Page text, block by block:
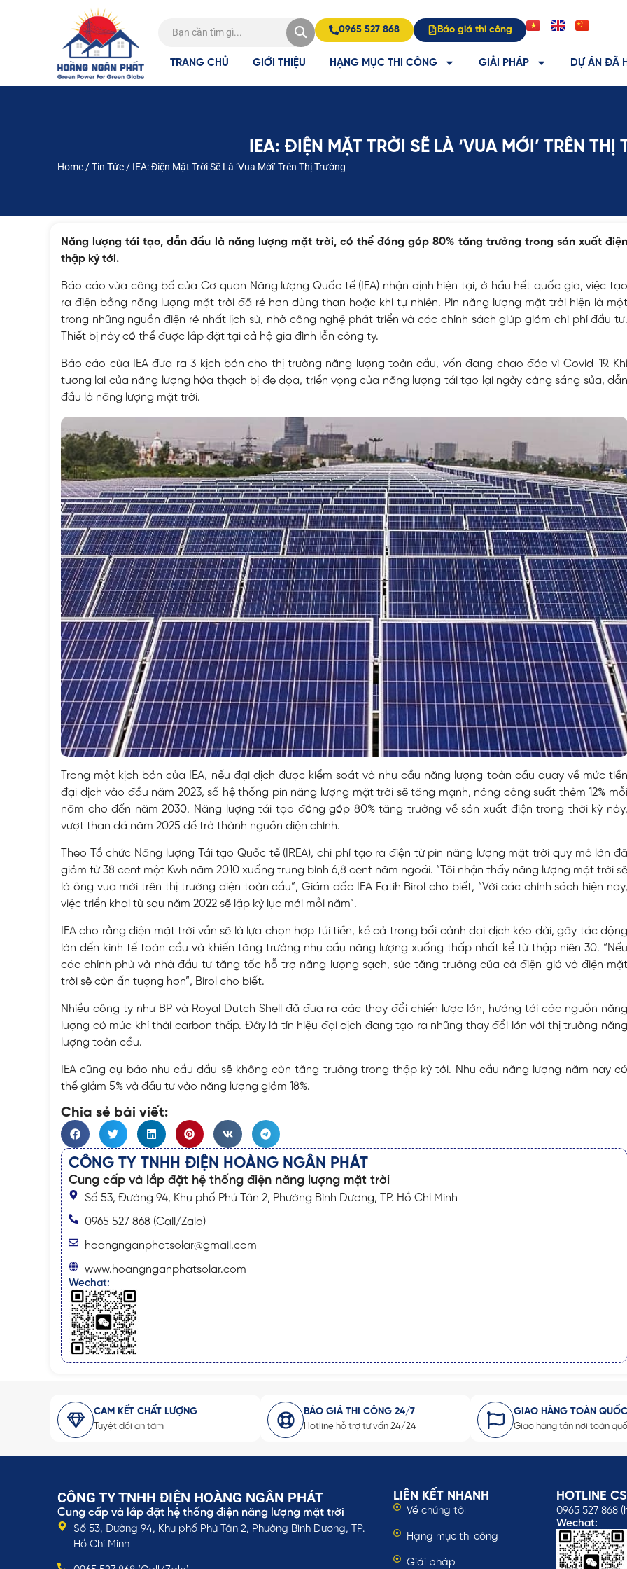
0965 527 868 Báo giá thi công
TRANG CHỦ GIỚI THIỆU HẠNG MỤC THI CÔNG GIẢI PHÁP DỰ ÁN ĐÃ
IEA: ĐIỆN MẶT TRỜI SẼ LÀ ‘VUA MỚI’ TRÊN THỊ
Home /Tin Tức / IEA: Điện Mặt Trời Sẽ Là ‘vua Mới’ Trên Thị Trường
Năng lượng tái tạo, dẫn đầu là năng lượng mặt trời, có thể đóng góp 80% tăng trưởng trong sản xuất điện
thập kỷ tới.
Báo cáo vừa công bố của Cơ quan Năng lượng Quốc tế (IEA) nhận định hiện tại, ở hầu hết quốc gia, việc tạo
ra điện bằng năng lượng mặt trời đã rẻ hơn dùng than hoặc khí tự nhiên. Pin năng lượng mặt trời hiện là một
trong những nguồn điện rẻ nhất lịch sử, nhờ công nghệ phát triển và các chính sách giúp giảm chi phí đầu tư.
Thiết bị này có thể được lắp đặt tại cả hộ gia đình lẫn công ty.
Báo cáo của IEA đưa ra 3 kịch bản cho thị trường năng lượng toàn cầu, vốn đang chao đảo vì Covid-19. Khi
tương lai của năng lượng hóa thạch bị đe dọa, triển vọng của năng lượng tái tạo lại ngày càng sáng sủa, dẫn
đầu là năng lượng mặt trời.
Trong một kịch bản của IEA, nếu đại dịch được kiểm soát và nhu cầu năng lượng toàn cầu quay về mức tiền
đại dịch vào đầu năm 2023, số hệ thống pin năng lượng mặt trời sẽ tăng mạnh, nâng công suất thêm 12% mỗi
năm cho đến năm 2030. Năng lượng tái tạo đóng góp 80% tăng trưởng về sản xuất điện trong thời kỳ này,
vượt than đá năm 2025 để trở thành nguồn điện chính.
Theo Tổ chức Năng lượng Tái tạo Quốc tế (IREA), chi phí tạo ra điện từ pin năng lượng mặt trời quy mô lớn đã
giảm từ 38 cent một Kwh năm 2010 xuống trung bình 6,8 cent năm ngoái. “Tôi nhận thấy năng lượng mặt trời sẽ
là ông vua mới trên thị trường điện toàn cầu”, Giám đốc IEA Fatih Birol cho biết, “Với các chính sách hiện nay,
việc triển khai từ sau năm 2022 sẽ lập kỷ lục mới mỗi năm”.
IEA cho rằng điện mặt trời vẫn sẽ là lựa chọn hợp túi tiền, kể cả trong bối cảnh đại dịch kéo dài, gây tác động
lớn đến kinh tế toàn cầu và khiến tăng trưởng nhu cầu năng lượng xuống thấp nhất kể từ thập niên 30. “Nếu
các chính phủ và nhà đầu tư tăng tốc hỗ trợ năng lượng sạch, sức tăng trưởng của cả điện gió và điện mặt
trời sẽ còn ấn tượng hơn”, Birol cho biết.
Nhiều công ty như BP và Royal Dutch Shell đã đưa ra các thay đổi chiến lược lớn, hướng tới các nguồn năng
lượng có mức khí thải carbon thấp. Đây là tín hiệu đại dịch đang tạo ra những thay đổi lớn với thị trường năng
lượng toàn cầu.
IEA cũng dự báo nhu cầu dầu sẽ không còn tăng trưởng trong thập kỷ tới. Nhu cầu năng lượng năm nay có
thể giảm 5% và đầu tư vào năng lượng giảm 18%.
Chia sẻ bài viết:
CÔNG TY TNHH ĐIỆN HOÀNG NGÂN PHÁT
Cung cấp và lắp đặt hệ thống điện năng lượng mặt trời
Số 53, Đường 94, Khu phố Phú Tân 2, Phường Bình Dương, TP. Hồ Chí Minh
0965 527 868 (Call/Zalo)
hoangnganphatsolar@gmail.com
www.hoangnganphatsolar.com
Wechat:
CAM KẾT CHẤT LƯỢNG
Tuyệt đối an tâm
BÁO GIÁ THI CÔNG 24/7
Hotline hỗ trợ tư vấn 24/24
GIAO HÀNG TOÀN QUỐC
Giao hàng tận nơi toàn
CÔNG TY TNHH ĐIỆN HOÀNG NGÂN PHÁT
Cung cấp và lắp đặt hệ thống điện năng lượng mặt trời
Số 53, Đường 94, Khu phố Phú Tân 2, Phường Bình Dương, TP.
Hồ Chí Minh
LIÊN KẾT NHANH
Về chúng tôi
Hạng mục thi công
Giải pháp
HOTLINE
0965 527 868
Wechat: